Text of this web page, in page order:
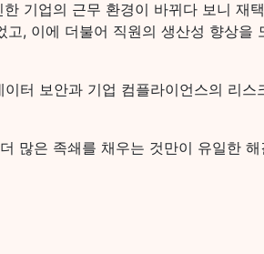
기업의 근무 환경이 바뀌다 보니 재
, 이에 더불어 직원의 생산성 향상을
터 보안과 기업 컴플라이언스의 리스
많은 족쇄를 채우는 것만이 유일한 해